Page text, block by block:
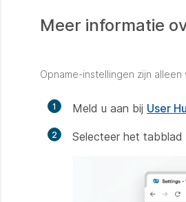
Meer informatie
Opname-instellingen zijn
1 Meld u aan bij User
2 Selecteer het tabblad